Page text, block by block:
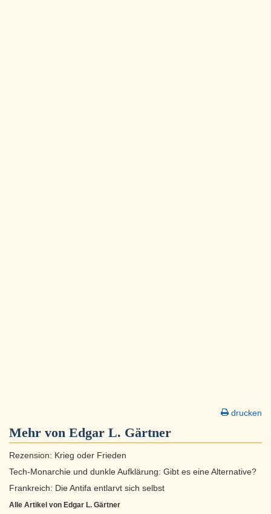
drucken
Mehr von Edgar L. Gärtner
Rezension: Krieg oder Frieden
Tech-Monarchie und dunkle Aufklärung: Gibt es eine Alternative?
Frankreich: Die Antifa entlarvt sich selbst
Alle Artikel von Edgar L. Gärtner